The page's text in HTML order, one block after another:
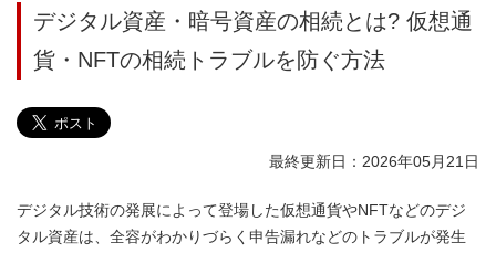
デジタル資産・暗号資産の相続とは? 仮想通
貨・NFTの相続トラブルを防ぐ方法
最終更新日：2026年05月21日
デジタル技術の発展によって登場した仮想通貨やNFTなどのデジ
タル資産は、全容がわかりづらく申告漏れなどのトラブルが発生